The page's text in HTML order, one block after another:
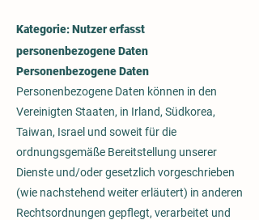
Kategorie: Nutzer erfasst
personenbezogene Daten
Personenbezogene Daten
Personenbezogene Daten können in den
Vereinigten Staaten, in Irland, Südkorea,
Taiwan, Israel und soweit für die
ordnungsgemäße Bereitstellung unserer
Dienste und/oder gesetzlich vorgeschrieben
(wie nachstehend weiter erläutert) in anderen
Rechtsordnungen gepflegt, verarbeitet und